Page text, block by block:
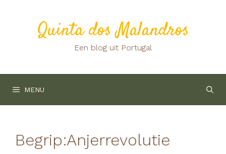
Quinta dos Malandros
Een blog uit Portugal
MENU
Begrip:Anjerrevolutie